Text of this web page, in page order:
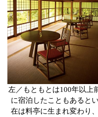
左／もともとは100年以上
に宿泊したこともあると
在は料亭に生まれ変わり